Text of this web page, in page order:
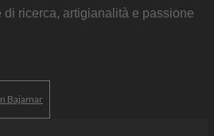
ricerca, artigianalità e passione
Bajamar